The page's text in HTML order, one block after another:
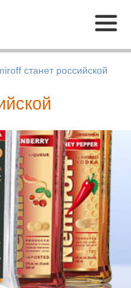
Меню
станет российской